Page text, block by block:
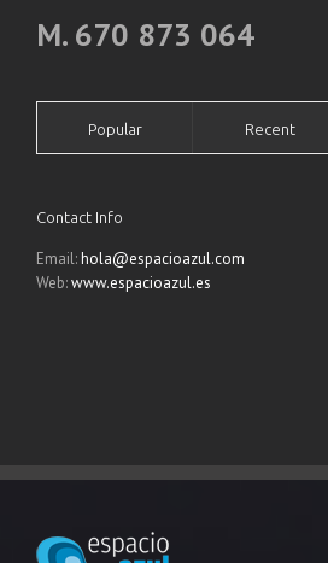
M. 670 873 064
Popular Recent
Contact Info
Email:hola@espacioazul.com
Web:www.espacioazul.es